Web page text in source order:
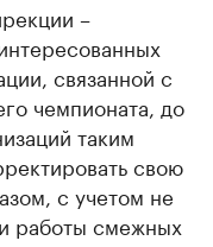
–
связанной с
чемпионата, до
таким
свою
с учетом не
работы смежных